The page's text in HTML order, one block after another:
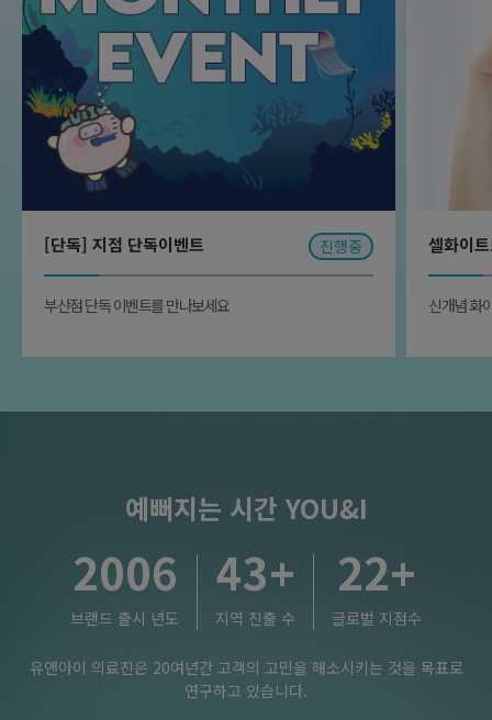
[단독] 지점 단독이벤트 진행중
부산점 단독 이벤트를 만나보세요
셀화이
신개념 화
예뻐지는 시간 YOU&I
2006
브랜드 출시 년도
43+
지역 진출 수
22+
글로벌 지점수
유앤아이 의료진은 20여년간 고객의 고민을 해소시키는 것을 목표로
연구하고 있습니다.